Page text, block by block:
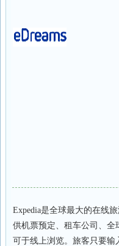
Expedia是全球最大的在线
供机票预定、租车公司、全
可于线上浏览。旅客只要